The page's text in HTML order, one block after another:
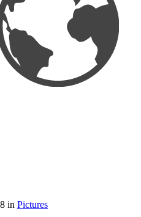
in Pictures